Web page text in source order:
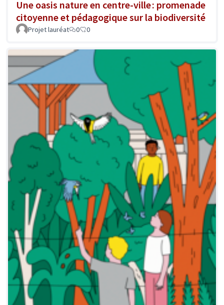
Une oasis nature en centre-ville : promenade
citoyenne et pédagogique sur la biodiversité
Projet lauréat 0 0